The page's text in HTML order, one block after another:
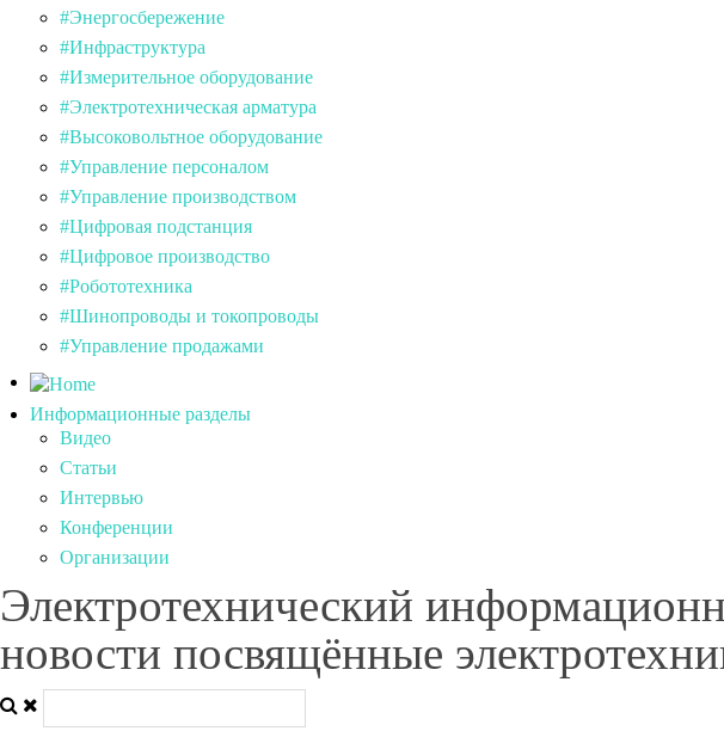
#Энергосбережение
#Инфраструктура
#Измерительное оборудование
#Электротехническая арматура
#Высоковольтное оборудование
#Управление персоналом
#Управление производством
#Цифровая подстанция
#Цифровое производство
#Робототехника
#Шинопроводы и токопроводы
#Управление продажами
Информационные разделы
Видео
Статьи
Интервью
Конференции
Организации
Электротехнический
новости посвящённые